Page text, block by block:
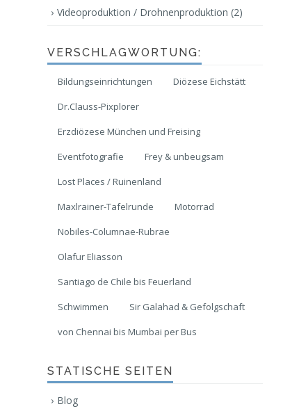
Videoproduktion / Drohnenproduktion (2)
VERSCHLAGWORTUNG:
Bildungseinrichtungen
Diözese Eichstätt
Dr.Clauss-Pixplorer
Erzdiözese München und Freising
Eventfotografie
Frey & unbeugsam
Lost Places / Ruinenland
Maxlrainer-Tafelrunde
Motorrad
Nobiles-Columnae-Rubrae
Olafur Eliasson
Santiago de Chile bis Feuerland
Schwimmen
Sir Galahad & Gefolgschaft
von Chennai bis Mumbai per Bus
STATISCHE SEITEN
Blog